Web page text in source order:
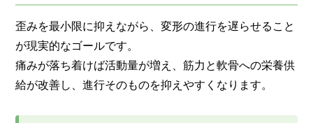
歪みを最小限に抑えながら、変形の進行を遅らせること
が現実的なゴールです。
痛みが落ち着けば活動量が増え、筋力と軟骨への栄養供
給が改善し、進行そのものを抑えやすくなります。